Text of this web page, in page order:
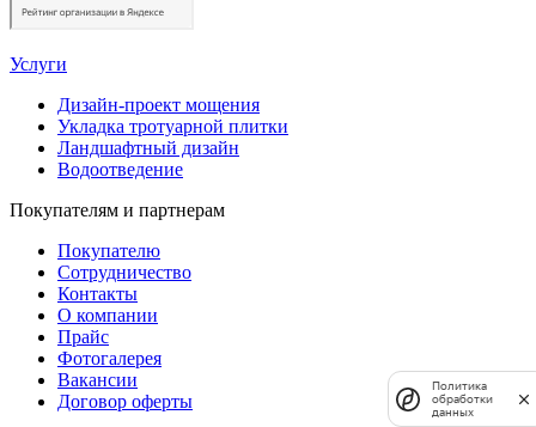
Услуги
Дизайн-проект мощения
Укладка тротуарной плитки
Ландшафтный дизайн
Водоотведение
Покупателям и партнерам
Покупателю
Сотрудничество
Контакты
О компании
Прайс
Фотогалерея
Вакансии
Договор оферты
Политика
обработки
данных